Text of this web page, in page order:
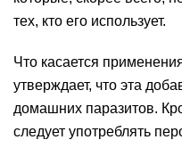
тех, кто его использует.
Что касается
утверждает, что эта
домашних паразитов.
следует употреблять